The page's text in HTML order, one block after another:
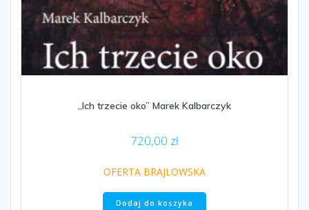
„Ich trzecie oko” Marek Kalbarczyk
720,00 zł
OFERTA BRAJLOWSKA
Dodaj do koszyka